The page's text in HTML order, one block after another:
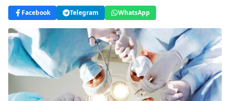
Facebook Telegram WhatsApp